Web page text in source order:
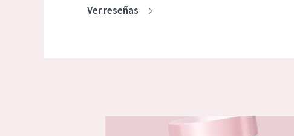
Ver reseñas